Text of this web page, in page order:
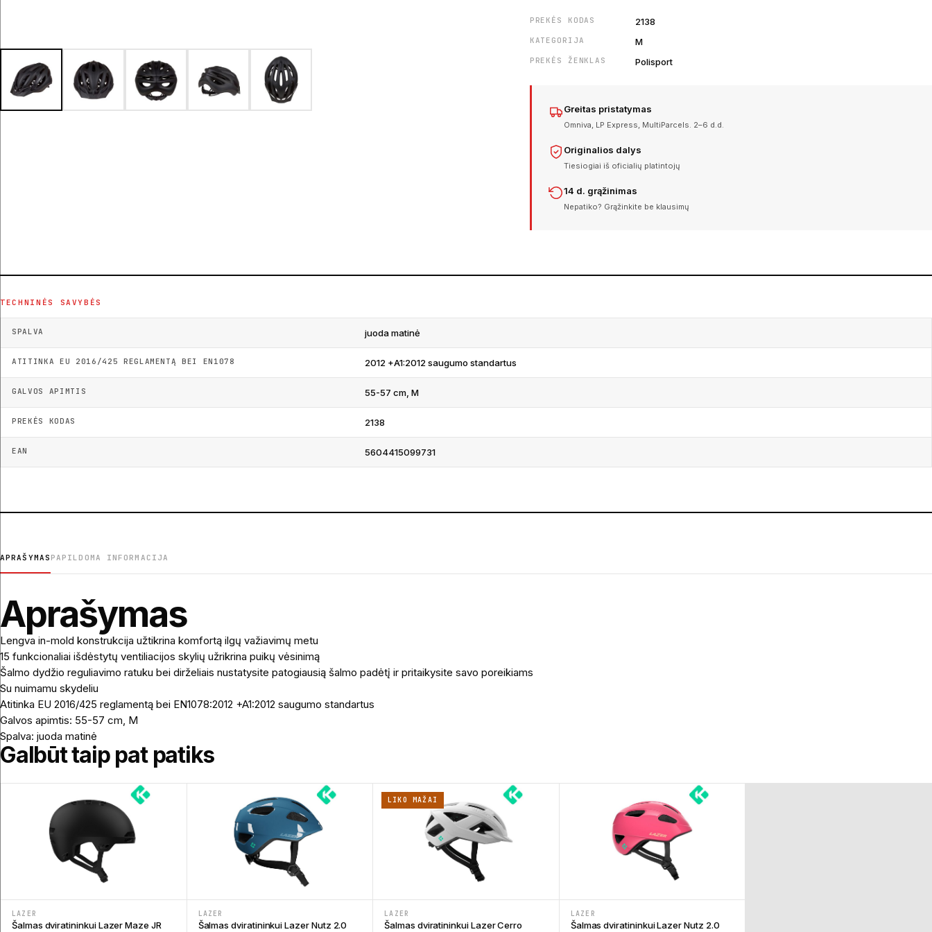
PREKĖS KODAS 2138
KATEGORIJA M
PREKĖS ŽENKLAS Polisport
Greitas pristatymas
Omniva, LP Express, MultiParcels. 2–6 d.d.
Originalios dalys
Tiesiogiai iš oficialių platintojų
14 d. grąžinimas
Nepatiko? Grąžinkite be klausimų
TECHNINĖS SAVYBĖS
SPALVA juoda matinė
ATITINKA EU 2016/425 REGLAMENTĄ BEI EN1078 2012 +A1:2012 saugumo standartus
GALVOS APIMTIS 55-57 cm, M
PREKĖS KODAS 2138
EAN 5604415099731
APRAŠYMAS PAPILDOMA INFORMACIJA
Aprašymas
Lengva in-mold konstrukcija užtikrina komfortą ilgų važiavimų metu
15 funkcionaliai išdėstytų ventiliacijos skylių užrikrina puikų vėsinimą
Šalmo dydžio reguliavimo ratuku bei dirželiais nustatysite patogiausią šalmo padėtį ir pritaikysite savo poreikiams
Su nuimamu skydeliu
Atitinka EU 2016/425 reglamentą bei EN1078:2012 +A1:2012 saugumo standartus
Galvos apimtis: 55-57 cm, M
Spalva: juoda matinė
Galbūt taip pat patiks
LAZER
Šalmas dviratininkui Lazer Maze JR
LAZER
Šalmas dviratininkui Lazer Nutz 2.0
LIKO MAŽAI
LAZER
Šalmas dviratininkui Lazer Cerro
LAZER
Šalmas dviratininkui Lazer Nutz 2.0